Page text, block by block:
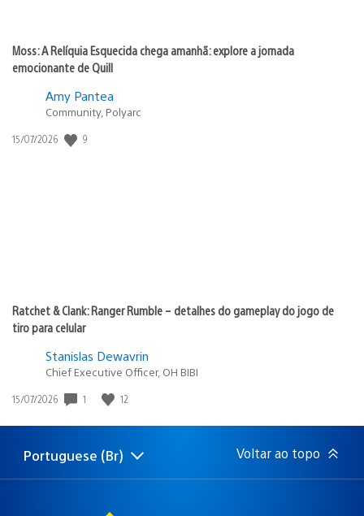
Moss: A Relíquia Esquecida chega amanhã: explore a jornada
emocionante de Quill
Amy Pantea
Community, Polyarc
Data
15/07/2026 9
Ratchet & Clank: Ranger Rumble – detalhes do gameplay do jogo de
tiro para celular
Stanislas Dewavrin
Chief Executive Officer, OH BIBI
Data
publicação:
15/07/2026 1 12
Selecione
Região
Portuguese (Br) Voltar ao topo